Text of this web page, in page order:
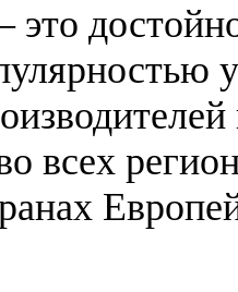
это
всех